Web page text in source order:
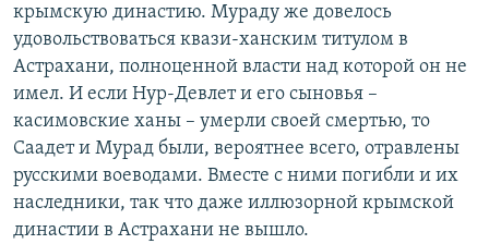
крымскую династию. Мураду же довелось
удовольствоваться квази-ханским титулом в
Астрахани, полноценной власти над которой он не
имел. И если Нур-Девлет и его сыновья –
касимовские ханы – умерли своей смертью, то
Саадет и Мурад были, вероятнее всего, отравлены
русскими воеводами. Вместе с ними погибли и их
наследники, так что даже иллюзорной крымской
династии в Астрахани не вышло.